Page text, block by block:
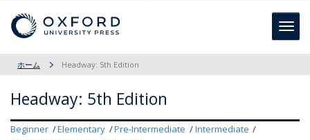
ホーム Headway: 5th Edition
Headway: 5th Edition
Beginner Elementary Pre-Intermediate
Intermediate